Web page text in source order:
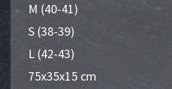
M (40-41)
S (38-39)
L (42-43)
75x35x15 cm